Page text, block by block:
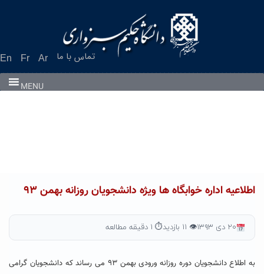
En Fr Ar تماس با ما
MENU
اطلاعیه اداره خوابگاه ها ویژه دانشجویان روزانه بهمن ۹۳
۲۰ دی ۱۳۹۳ 👁 ۱۱ بازدید ⏱ ۱ دقیقه مطالعه
به اطلاع دانشجویان دوره روزانه ورودی بهمن ۹۳ می رساند که دانشجویان گرامی